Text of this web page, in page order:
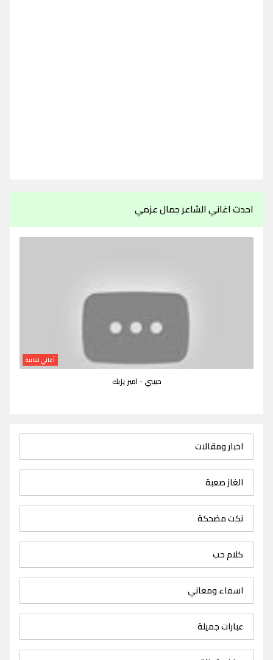
احدث اغاني الشاعر جمال عزمي
أغاني لبنانية
حبيبي - امير يزبك
اخبار ومقالات
الغاز صعبة
نكت مضحكة
كلام حب
اسماء ومعاني
عبارات جميلة